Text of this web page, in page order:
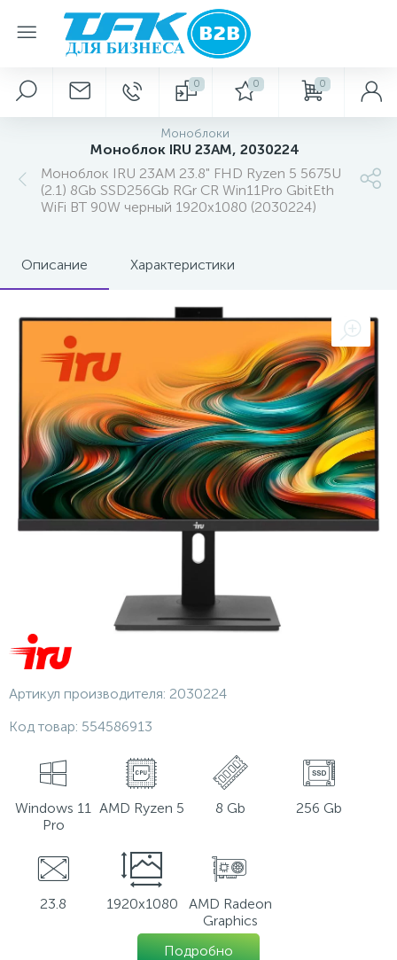
0 0 0
Моноблоки
Моноблок IRU 23AM, 2030224
Моноблок IRU 23AM 23.8" FHD Ryzen 5 5675U
(2.1) 8Gb SSD256Gb RGr CR Win11Pro GbitEth
WiFi BT 90W черный 1920x1080 (2030224)
Описание Характеристики
Артикул производителя: 2030224
Код товар: 554586913
Windows 11
Pro
AMD Ryzen 5 8 Gb 256 Gb
23.8 1920x1080
AMD Radeon
Graphics
Подробно